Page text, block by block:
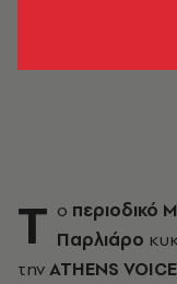
Τ ο περιοδικό
Παρλιάρο
τηνATHENS VOICE